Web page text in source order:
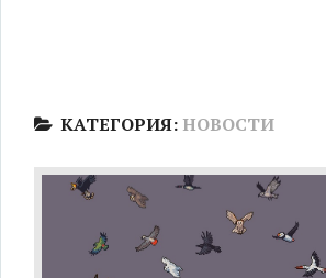
КАТЕГОРИЯ: НОВОСТИ